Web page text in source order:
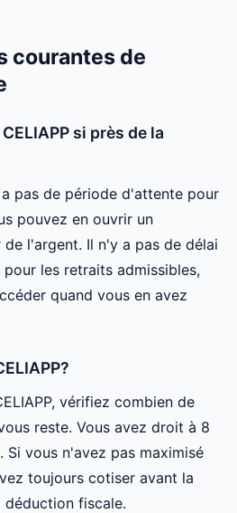
courantes de
si près de la
pas de période d'attente pour
pouvez en ouvrir un
l'argent. Il n'y a pas de délai
les retraits admissibles,
quand vous en avez
vérifiez combien de
reste. Vous avez droit à 8
Si vous n'avez pas maximisé
toujours cotiser avant la
fiscale.